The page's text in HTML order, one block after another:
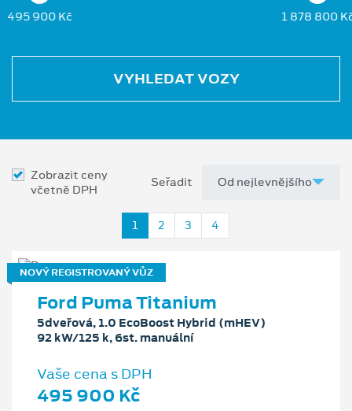
495 900 Kč 1 878 800
VYHLEDAT VOZY
Zobrazit ceny
včetně DPH
Seřadit
1 2 3 4
NOVÝ REGISTROVANÝ VŮZ
Ford Puma Titanium
5dveřová, 1.0 EcoBoost Hybrid (mHEV)
92 kW/125 k, 6st. manuální
Vaše cena s DPH
495 900 Kč